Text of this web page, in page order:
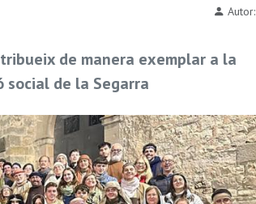
Autor:
de manera exemplar a la
social de la Segarra